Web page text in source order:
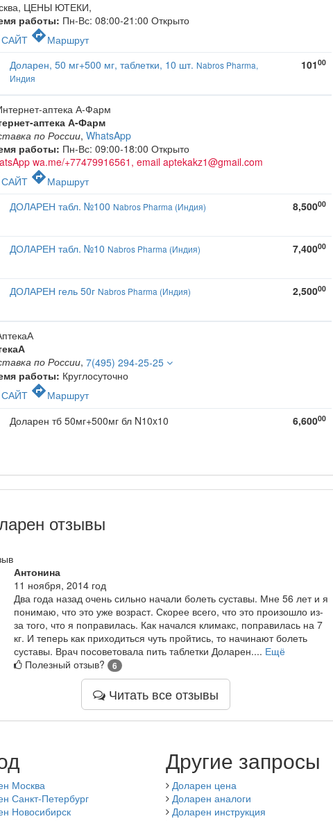
ЦЕНЫ ЮТЕКИ,
работы: Пн-Вс: 08:00-21:00 Открыто
САЙТ directionsМаршрут
Доларен, 50 мг+500 мг, таблетки, 10 шт. Nabros Pharma,
Индия
10100
аптека А-Фарм
по России, WhatsApp
работы: Пн-Вс: 09:00-18:00 Открыто
wa.me/+77479916561, email aptekakz1@gmail.com
САЙТ directionsМаршрут
ДОЛАРЕН табл. №100 Nabros Pharma (Индия) 8,50000
ДОЛАРЕН табл. №10 Nabros Pharma (Индия) 7,40000
ДОЛАРЕН гель 50г Nabros Pharma (Индия) 2,50000
по России, 7(495) 294-25-25
работы: Круглосуточно
САЙТ directionsМаршрут
Доларен тб 50мг+500мг бл N10x10
6,60000
отзывы
Антонина
11 ноября, 2014 год
Два года назад очень сильно начали болеть суставы. Мне 56 лет и я
понимаю, что это уже возраст. Скорее всего, что это произошло из-
за того, что я поправилась. Как начался климакс, поправилась на 7
кг. И теперь как приходиться чуть пройтись, то начинают болеть
суставы. Врач посоветовала пить таблетки Доларен.... Ещё
Полезный отзыв?
6
Читать все отзывы
Москва
Санкт-Петербург
Новосибирск
Другие запросы
Доларен цена
Доларен аналоги
Доларен инструкция